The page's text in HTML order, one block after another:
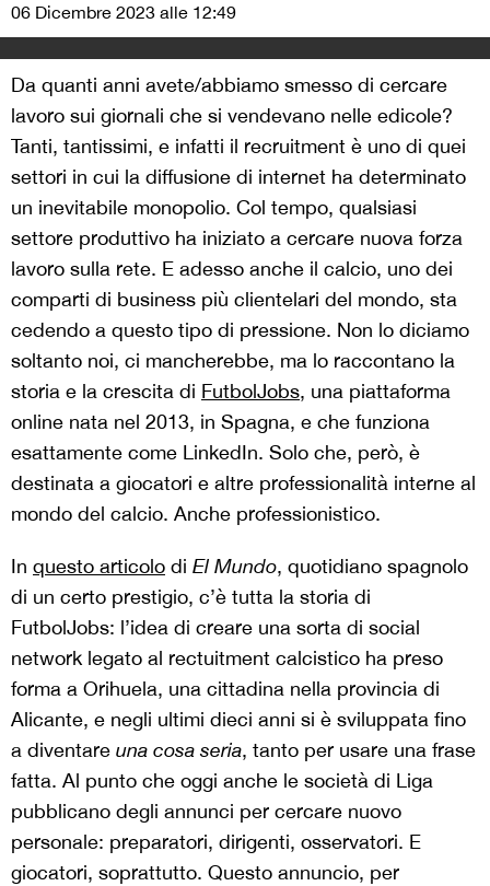
06 Dicembre 2023 alle 12:49
Da quanti anni avete/abbiamo smesso di cercare
lavoro sui giornali che si vendevano nelle edicole?
Tanti, tantissimi, e infatti il recruitment è uno di quei
settori in cui la diffusione di internet ha determinato
un inevitabile monopolio. Col tempo, qualsiasi
settore produttivo ha iniziato a cercare nuova forza
lavoro sulla rete. E adesso anche il calcio, uno dei
comparti di business più clientelari del mondo, sta
cedendo a questo tipo di pressione. Non lo diciamo
soltanto noi, ci mancherebbe, ma lo raccontano la
storia e la crescita di FutbolJobs, una piattaforma
online nata nel 2013, in Spagna, e che funziona
esattamente come LinkedIn. Solo che, però, è
destinata a giocatori e altre professionalità interne al
mondo del calcio. Anche professionistico.
In questo articolo di El Mundo, quotidiano spagnolo
di un certo prestigio, c’è tutta la storia di
FutbolJobs: l’idea di creare una sorta di social
network legato al rectuitment calcistico ha preso
forma a Orihuela, una cittadina nella provincia di
Alicante, e negli ultimi dieci anni si è sviluppata fino
a diventare una cosa seria, tanto per usare una frase
fatta. Al punto che oggi anche le società di Liga
pubblicano degli annunci per cercare nuovo
personale: preparatori, dirigenti, osservatori. E
giocatori, soprattutto. Questo annuncio, per